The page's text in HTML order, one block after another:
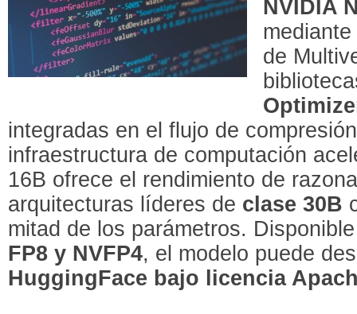
NVIDIA
de
integradas en el flujo de
infraestructura de computación
16B ofrece el rendimiento de
arquitecturas líderes de clase 30B
mitad de los parámetros.
FP8 y NVFP4, el modelo puede
HuggingFace bajo licencia